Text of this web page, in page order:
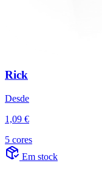
Rick
Desde
1,09 €
5 cores
Em stock